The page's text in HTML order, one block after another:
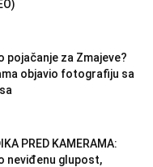
pojačanje za Zmajeve?
objavio fotografiju sa
PRED KAMERAMA:
neviđenu glupost,